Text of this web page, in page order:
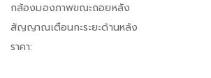
กล้องมองภาพขณะถอยหลัง
สัญญาณเตือนกะระยะด้านหลัง
ราคา: